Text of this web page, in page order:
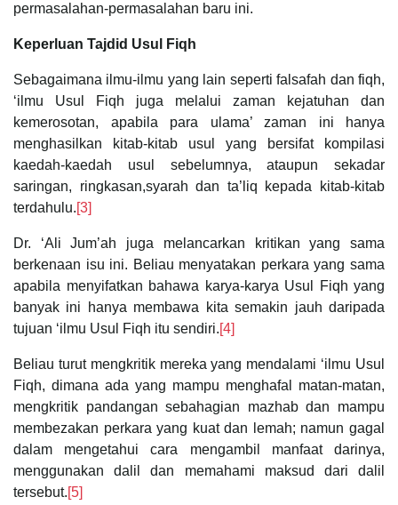
permasalahan-permasalahan baru ini.
Keperluan Tajdid Usul Fiqh
Sebagaimana ilmu-ilmu yang lain seperti falsafah dan fiqh,
‘ilmu Usul Fiqh juga melalui zaman kejatuhan dan
kemerosotan, apabila para ulama’ zaman ini hanya
menghasilkan kitab-kitab usul yang bersifat kompilasi
kaedah-kaedah usul sebelumnya, ataupun sekadar
saringan, ringkasan,syarah dan ta’liq kepada kitab-kitab
terdahulu.[3]
Dr. ‘Ali Jum’ah juga melancarkan kritikan yang sama
berkenaan isu ini. Beliau menyatakan perkara yang sama
apabila menyifatkan bahawa karya-karya Usul Fiqh yang
banyak ini hanya membawa kita semakin jauh daripada
tujuan ‘ilmu Usul Fiqh itu sendiri.[4]
Beliau turut mengkritik mereka yang mendalami ‘ilmu Usul
Fiqh, dimana ada yang mampu menghafal matan-matan,
mengkritik pandangan sebahagian mazhab dan mampu
membezakan perkara yang kuat dan lemah; namun gagal
dalam mengetahui cara mengambil manfaat darinya,
menggunakan dalil dan memahami maksud dari dalil
tersebut.[5]